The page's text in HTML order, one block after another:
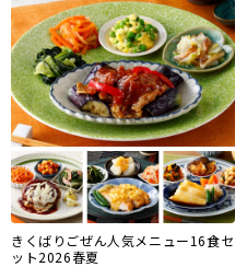
きくばりごぜん人気メニュー16食セ
ット2026春夏